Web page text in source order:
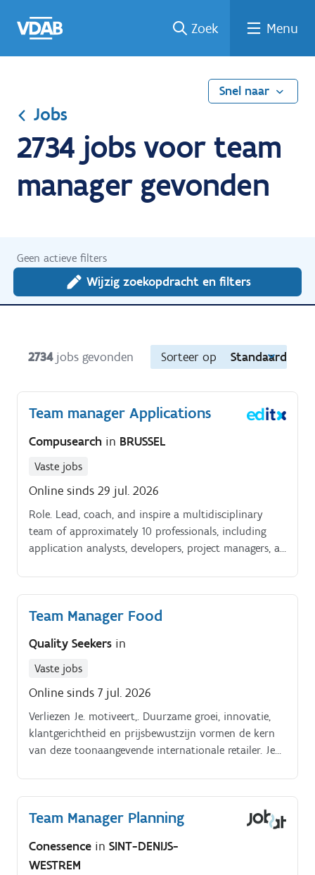
naar
een
een
job
naar
Zoek Menu
Snel naar
Jobs
2734 jobs voor team
manager gevonden
Geen actieve filters
Wijzig zoekopdracht en filters
2734 jobs gevonden Sorteer op Standaard
Team manager Applications
Compusearch in BRUSSEL
Vaste jobs
Online sinds 29 jul. 2026
Role. Lead, coach, and inspire a multidisciplinary
team of approximately 10 professionals, including
application analysts, developers, project managers, as
Manager.
Team Manager Food
Quality Seekers in
Vaste jobs
Online sinds 7 jul. 2026
Verliezen Je. motiveert,. Duurzame groei, innovatie,
klantgerichtheid en prijsbewustzijn vormen de kern
van deze toonaangevende internationale retailer. Je
Team Manager Planning
Conessence in SINT-DENIJS-
WESTREM